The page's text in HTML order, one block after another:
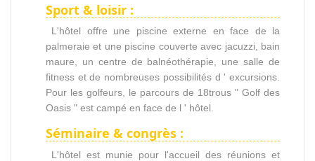
Sport & loisir :
L'hôtel offre une piscine externe en face de la
palmeraie et une piscine couverte avec jacuzzi, bain
maure, un centre de balnéothérapie, une salle de
fitness et de nombreuses possibilités d ' excursions.
Pour les golfeurs, le parcours de 18trous " Golf des
Oasis " est campé en face de l ' hôtel.
Séminaire & congrès :
L'hôtel est munie pour l'accueil des réunions et